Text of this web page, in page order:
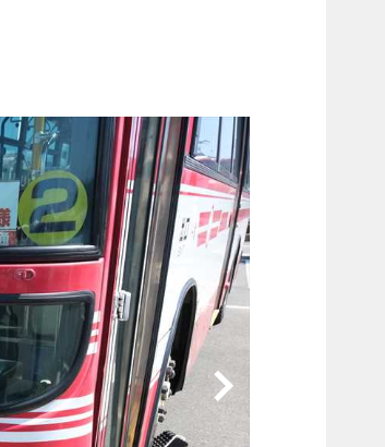
ラ
ヒョンデ
タ
日産
ル
マツダ
ハツ
スズキ